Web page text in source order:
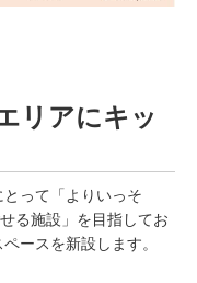
リアにキッ
って「よりいっそ
せる施設」を目指してお
ースを新設します。